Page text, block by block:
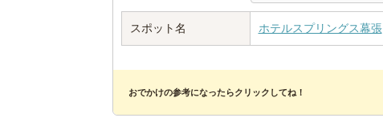
スポット名 ホテルスプリングス幕張
おでかけの参考になったらクリックしてね！